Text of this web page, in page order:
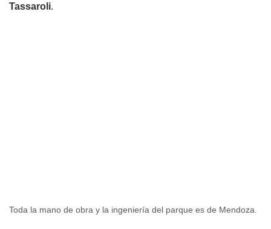
Tassaroli.
Toda la mano de obra y la ingeniería del parque es de Mendoza.